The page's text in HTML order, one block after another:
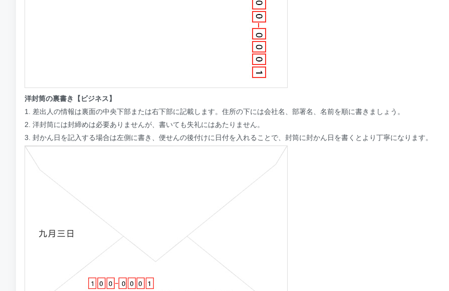
洋封筒の裏書き【ビジネス】
1. 差出人の情報は裏面の中央下部または右下部に記載します。住所の下には会社名、部署名、名前を順に書きましょう。
2. 洋封筒には封締めは必要ありませんが、書いても失礼にはあたりません。
3. 封かん日を記入する場合は左側に書き、便せんの後付けに日付を入れることで、封筒に封かん日を書くとより丁寧になります。